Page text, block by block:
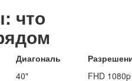
что
Диагональ
40"
FHD 1080p